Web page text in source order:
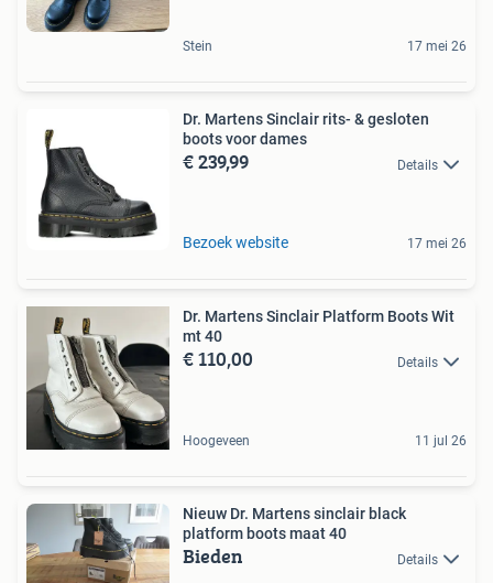
Stein 17 mei 26
Dr. Martens Sinclair rits- & gesloten
boots voor dames
€ 239,99 Details
Bezoek website 17 mei 26
Dr. Martens Sinclair Platform Boots Wit
mt 40
€ 110,00 Details
Hoogeveen 11 jul 26
Nieuw Dr. Martens sinclair black
platform boots maat 40
Bieden Details